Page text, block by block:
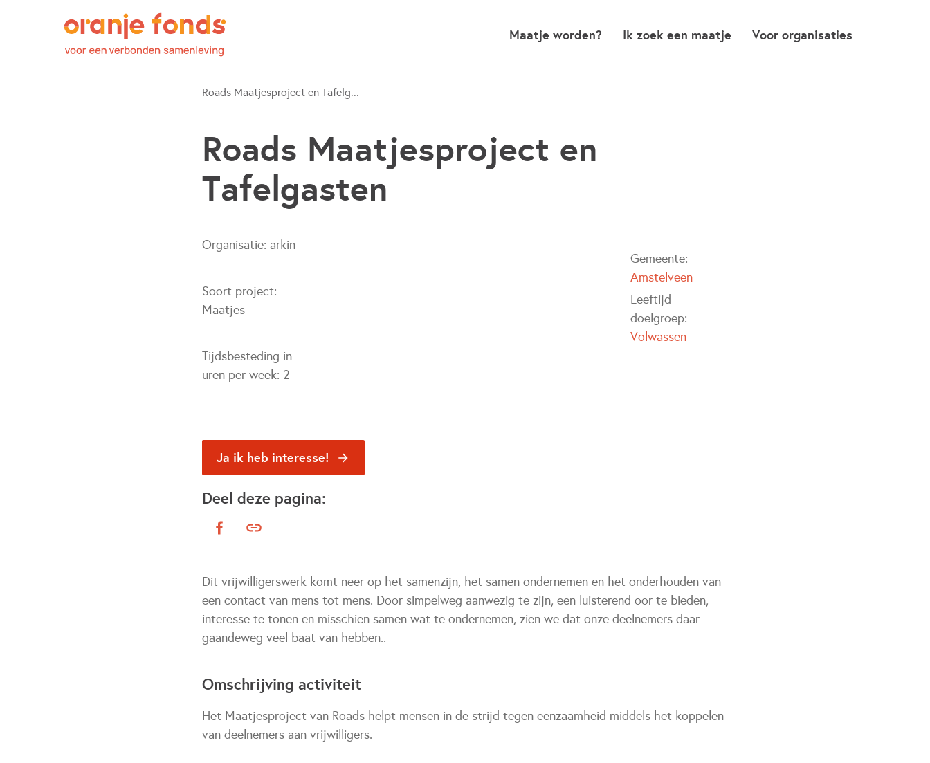
Maatje worden? Ik zoek een maatje Voor organisaties
Roads Maatjesproject en Tafelg...
Roads Maatjesproject en
Tafelgasten
Organisatie: arkin
Soort project:
Maatjes
Tijdsbesteding in
uren per week: 2
Gemeente:
Amstelveen
Leeftijd
doelgroep:
Volwassen
Ja ik heb interesse!
Deel deze pagina:
Dit vrijwilligerswerk komt neer op het samenzijn, het samen ondernemen en het onderhouden van
een contact van mens tot mens. Door simpelweg aanwezig te zijn, een luisterend oor te bieden,
interesse te tonen en misschien samen wat te ondernemen, zien we dat onze deelnemers daar
gaandeweg veel baat van hebben..
Omschrijving activiteit
Het Maatjesproject van Roads helpt mensen in de strijd tegen eenzaamheid middels het koppelen
van deelnemers aan vrijwilligers.